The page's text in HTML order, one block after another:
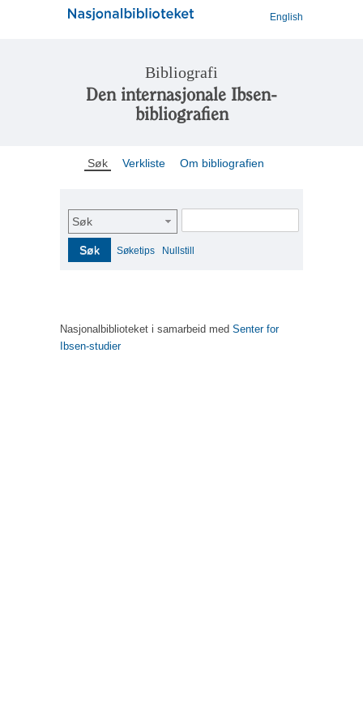
English
Bibliografi
Den internasjonale Ibsen-
bibliografien
Søk Verkliste Om bibliografien
Søk
Søk Søketips Nullstill
Nasjonalbiblioteket i samarbeid med Senter for
Ibsen-studier